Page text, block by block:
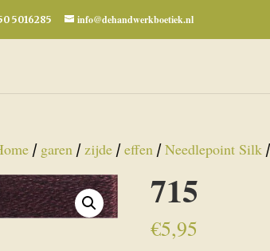
5016285 info@dehandwerkboetiek.nl
/ garen /zijde /effen /Needlepoint Silk
715
€5,95